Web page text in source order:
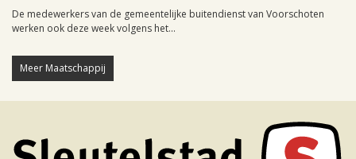
De medewerkers van de gemeentelijke buitendienst van Voorschoten
werken ook deze week volgens het...
Meer Maatschappij